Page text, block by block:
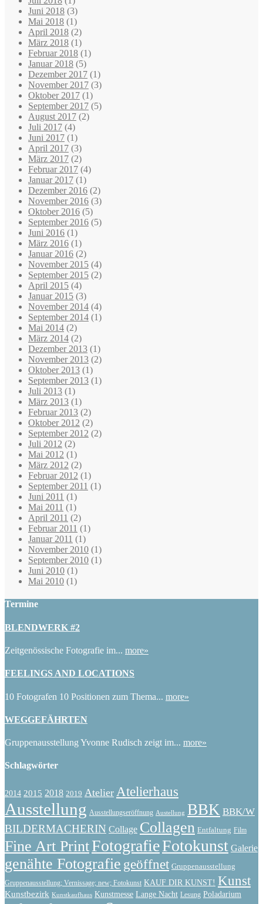
Juni 2018 (3)
Mai 2018 (1)
April 2018 (2)
März 2018 (1)
Februar 2018 (1)
Januar 2018 (5)
Dezember 2017 (1)
November 2017 (3)
Oktober 2017 (1)
September 2017 (5)
August 2017 (2)
Juli 2017 (4)
Juni 2017 (1)
April 2017 (3)
März 2017 (2)
Februar 2017 (4)
Januar 2017 (1)
Dezember 2016 (2)
November 2016 (3)
Oktober 2016 (5)
September 2016 (5)
Juni 2016 (1)
März 2016 (1)
Januar 2016 (2)
November 2015 (4)
September 2015 (2)
April 2015 (4)
Januar 2015 (3)
November 2014 (4)
September 2014 (1)
Mai 2014 (2)
März 2014 (2)
Dezember 2013 (1)
November 2013 (2)
Oktober 2013 (1)
September 2013 (1)
Juli 2013 (1)
März 2013 (1)
Februar 2013 (2)
Oktober 2012 (2)
September 2012 (2)
Juli 2012 (2)
Mai 2012 (1)
März 2012 (2)
Februar 2012 (1)
September 2011 (1)
Juni 2011 (1)
Mai 2011 (1)
April 2011 (2)
Februar 2011 (1)
Januar 2011 (1)
November 2010 (1)
September 2010 (1)
Juni 2010 (1)
Mai 2010 (1)
Termine
BLENDWERK #2
Zeitgenössische Fotografie im... more»
FEELINGS AND LOCATIONS
10 Fotografen 10 Positionen zum Thema... more»
WEGGEFÄHRTEN
Gruppenausstellung Yvonne Rudisch zeigt im... more»
Schlagwörter
2014 2015 2018 2019 Atelier Atelierhaus
Ausstellung Ausstellungseröffnung Austellung BBK BBK/W
BILDERMACHERIN Collage Collagen Entfaltung Film
Fine Art PrintFotografieFotokunst Galerie
genähte Fotografie geöffnet Gruppenausstellung
Gruppenausstellung; Vernissage; new; Fotokunst KAUF DIR KUNST! Kunst
Kunstbezirk Kunstkaufhaus Kunstmesse Lange Nacht Lesung Poladarium